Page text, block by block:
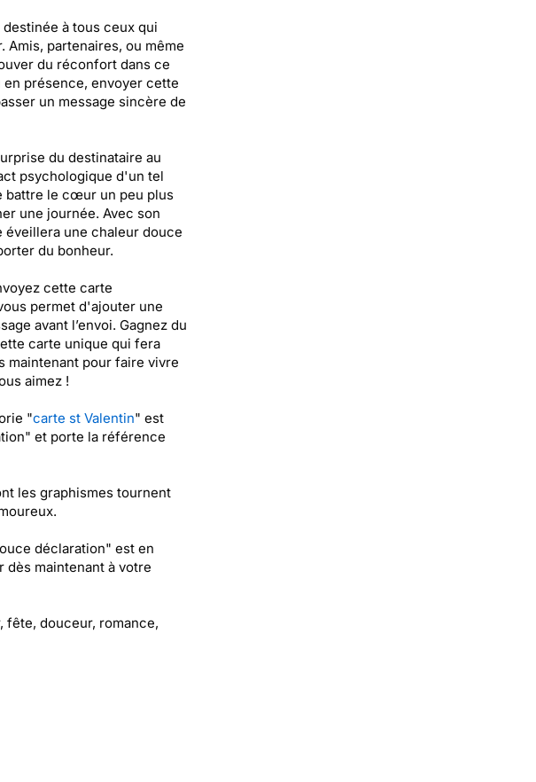
à tous ceux qui
partenaires, ou même
du réconfort dans ce
présence, envoyer cette
un message sincère de
du destinataire au
psychologique d'un tel
battre le cœur un peu plus
une journée. Avec son
une chaleur douce
du bonheur.
cette carte
permet d'ajouter une
avant l’envoi. Gagnez du
carte unique qui fera
maintenant pour faire vivre
aimez !
"carte st Valentin" est
et porte la référence
les graphismes tournent
déclaration" est en
dès maintenant à votre
fête, douceur, romance,